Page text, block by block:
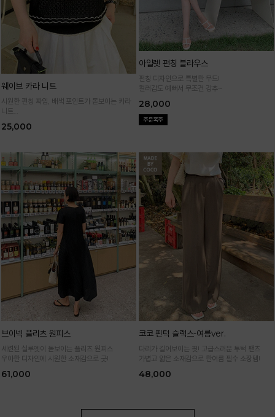
웨이브 카라 니트
시원한 펀칭 짜임, 배색 포인트가 돋보이는 카라
니트
하게 입어요
25,000
아일렛 펀칭 블라우스
펀칭 디자인으로 특별한 무드!
컬러감도 예뻐서 무조건 강추~
28,000
브이넥 플리츠 원피스
세련된 실루엣이 돋보이는 플리츠 원피스
우아한 디자인에 시원한 소재감으로 굿!
61,000
코코 핀턱 슬랙스-여름ver.
다리가 길어보이는 핏! 고급스러운 투턱 팬츠
가볍고 얇은 소재감으로 한여름 필수 소장템!
48,000